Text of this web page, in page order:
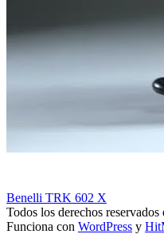
Benelli TRK 602 X
Todos los derechos
Funciona con WordPress y